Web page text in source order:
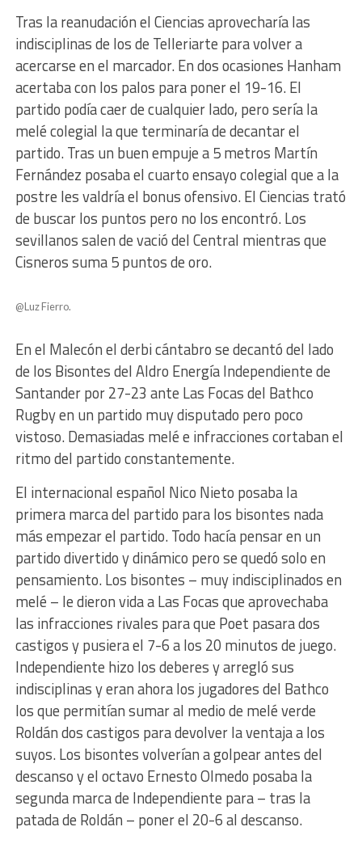
Tras la reanudación el Ciencias aprovecharía las
indisciplinas de los de Telleriarte para volver a
acercarse en el marcador. En dos ocasiones Hanham
acertaba con los palos para poner el 19-16. El
partido podía caer de cualquier lado, pero sería la
melé colegial la que terminaría de decantar el
partido. Tras un buen empuje a 5 metros Martín
Fernández posaba el cuarto ensayo colegial que a la
postre les valdría el bonus ofensivo. El Ciencias trató
de buscar los puntos pero no los encontró. Los
sevillanos salen de vació del Central mientras que
Cisneros suma 5 puntos de oro.
@Luz Fierro.
En el Malecón el derbi cántabro se decantó del lado
de los Bisontes del Aldro Energía Independiente de
Santander por 27-23 ante Las Focas del Bathco
Rugby en un partido muy disputado pero poco
vistoso. Demasiadas melé e infracciones cortaban el
ritmo del partido constantemente.
El internacional español Nico Nieto posaba la
primera marca del partido para los bisontes nada
más empezar el partido. Todo hacía pensar en un
partido divertido y dinámico pero se quedó solo en
pensamiento. Los bisontes – muy indisciplinados en
melé – le dieron vida a Las Focas que aprovechaba
las infracciones rivales para que Poet pasara dos
castigos y pusiera el 7-6 a los 20 minutos de juego.
Independiente hizo los deberes y arregló sus
indisciplinas y eran ahora los jugadores del Bathco
los que permitían sumar al medio de melé verde
Roldán dos castigos para devolver la ventaja a los
suyos. Los bisontes volverían a golpear antes del
descanso y el octavo Ernesto Olmedo posaba la
segunda marca de Independiente para – tras la
patada de Roldán – poner el 20-6 al descanso.